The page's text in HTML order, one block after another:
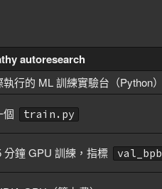
autoresearch
行的 ML 訓練實驗台（Python）
個 train.py
分鐘 GPU 訓練，指標 val_bpb